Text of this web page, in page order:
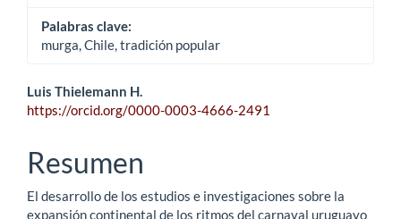
Palabras clave:
murga, Chile, tradición popular
Contenido
principal
del
artículo
Luis Thielemann H.
https://orcid.org/0000-0003-4666-2491
Resumen
El desarrollo de los estudios e investigaciones sobre la
expansión continental de los ritmos del carnaval uruguayo